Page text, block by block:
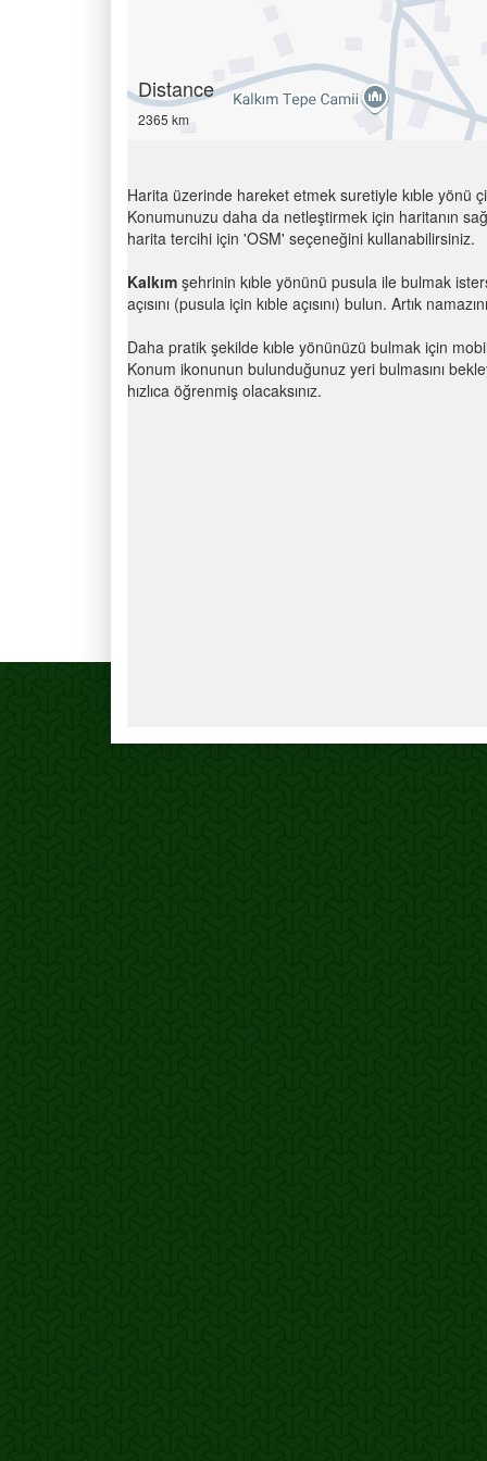
Distance
2365 km
Harita üzerinde hareket etmek suretiyle kıble yönü
Konumunuzu daha da netleştirmek için haritanın
harita tercihi için 'OSM' seçeneğini kullanabilirsiniz.
Kalkım şehrinin kıble yönünü pusula ile bulmak
açısını (pusula için kıble açısını) bulun. Artık
Daha pratik şekilde kıble yönünüzü bulmak için
Konum ikonunun bulunduğunuz yeri bulmasını
hızlıca öğrenmiş olacaksınız.